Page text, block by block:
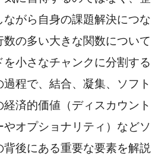
がら自身の課題解決につな
の多い大きな関数について
小さなチャンクに分割する
程で、結合、凝集、ソフト
済的価値（ディスカウント
やオプショナリティ）などソ
背後にある重要な要素を解説